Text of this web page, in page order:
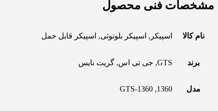
مشخصات فنی محصول
نام کالا اسپیکر, اسپیکر بلوتوثی, اسپیکر قابل حمل
برند GTS, جی تی اس, گریت نایس
مدل 1360, GTS-1360